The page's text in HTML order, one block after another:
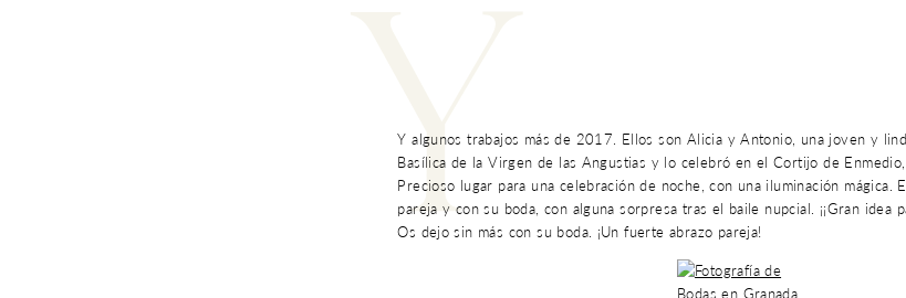
Y
Y algunos trabajos más de 2017. Ellos son Alicia y Antonio, una joven y
Basílica de la Virgen de las Angustias y lo celebró en el Cortijo de Enmedio,
Precioso lugar para una celebración de noche, con una iluminación mágica.
pareja y con su boda, con alguna sorpresa tras el baile nupcial. ¡¡Gran idea
Os dejo sin más con su boda. ¡Un fuerte abrazo pareja!